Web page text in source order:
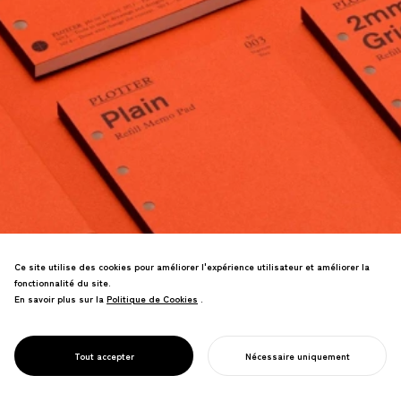
PROJECT
TRACEUR
Les précommandes seules ont atteint
70% de l'objectif de ventes annuel.
Ce site utilise des cookies pour améliorer l'expérience utilisateur et améliorer la
fonctionnalité du site.
En savoir plus sur la Politique de Cookies
Politique de Cookies .
Tout accepter Nécessaire uniquement